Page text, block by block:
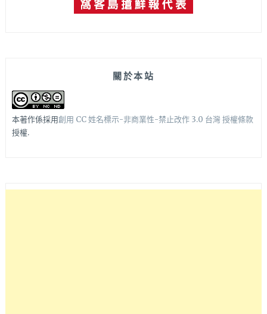
關於本站
本著作係採用創用 CC 姓名標示-非商業性-禁止改作 3.0 台灣 授權條款
授權.